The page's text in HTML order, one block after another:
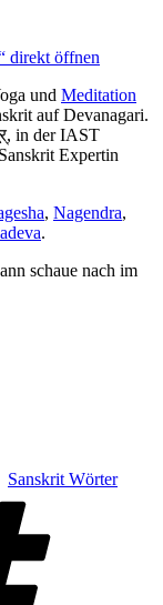
direkt öffnen
und Meditation
auf Devanagari.
in der IAST
Expertin
, Nagendra,
.
schaue nach im
Sanskrit Wörter